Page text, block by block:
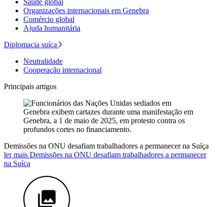
Saúde global
Organizações internacionais em Genebra
Comércio global
Ajuda humanitária
Diplomacia suíça
Neutralidade
Cooperação internacional
Principais artigos
Demissões na ONU desafiam trabalhadores a permanecer na Suíça
ler mais Demissões na ONU desafiam trabalhadores a permanecer
na Suíça